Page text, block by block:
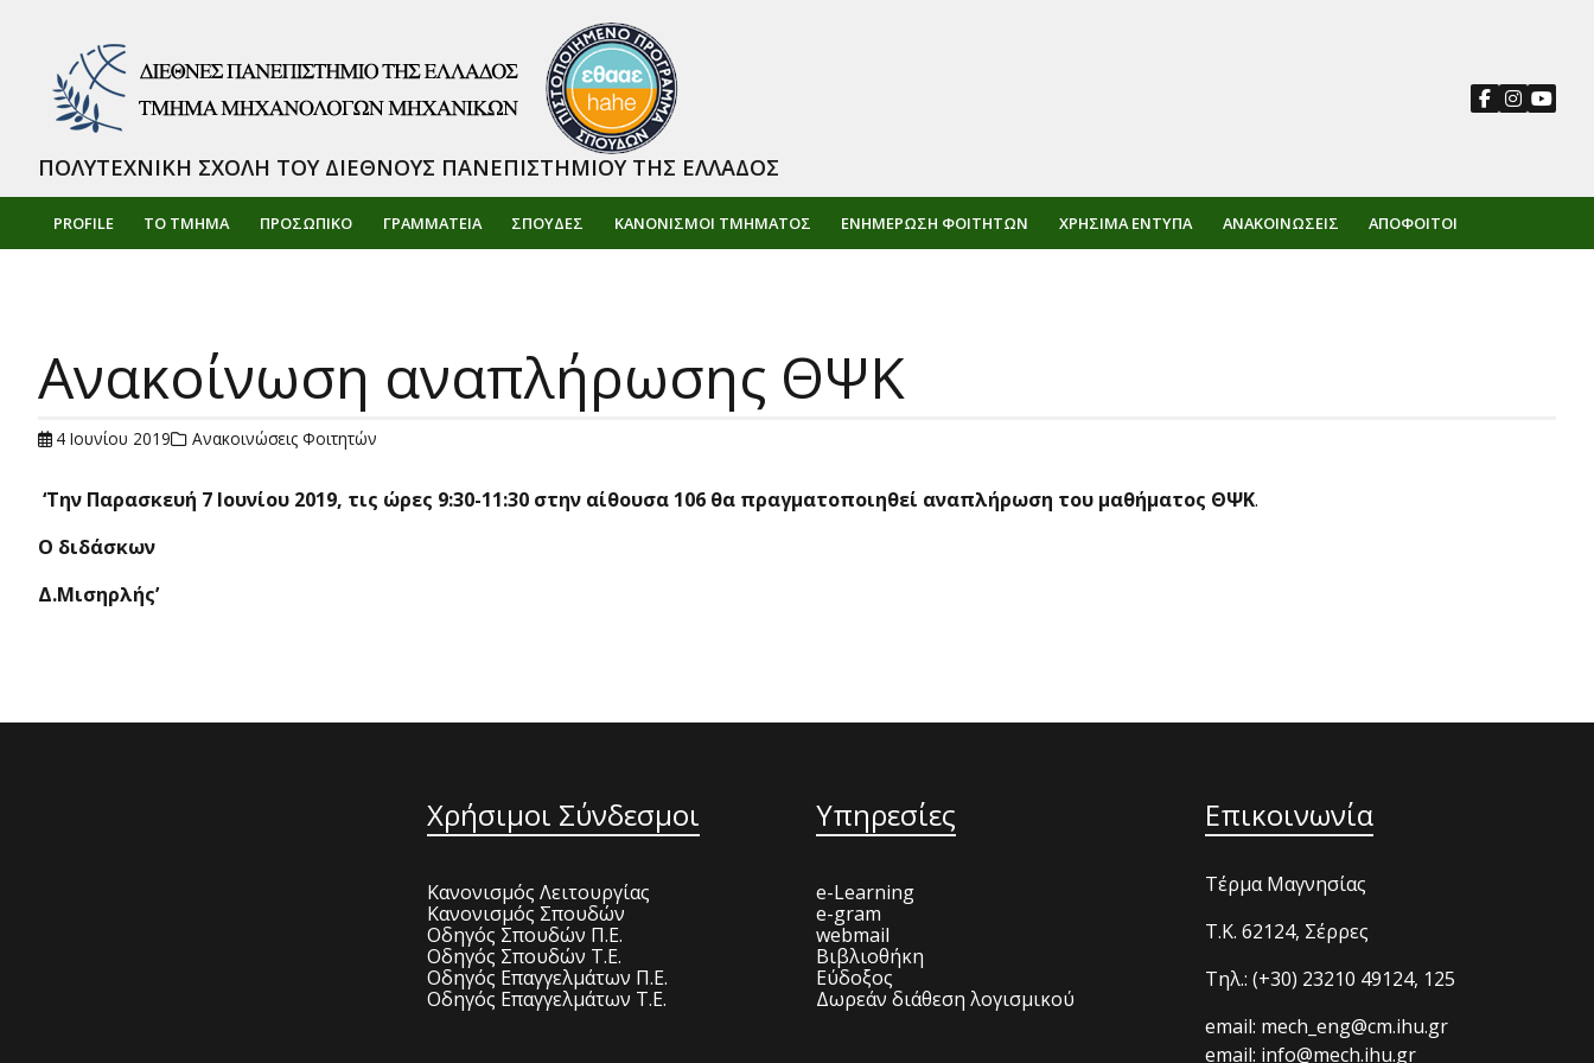
PROFILE ΤΟ ΤΜΗΜΑ ΠΡΟΣΩΠΙΚΌ ΓΡΑΜΜΑΤΕΙΑ ΣΠΟΥΔΕΣ ΚΑΝΟΝΙΣΜΟΙ ΤΜΗΜΑΤΟΣ ΕΝΗΜΈΡΩΣΗ ΦΟΙΤΗΤΏΝ ΧΡΉΣΙΜΑ ΈΝΤΥΠΑ ΑΝΑΚΟΙΝΏΣΕΙΣ ΑΠΌΦΟΙΤΟΙ
ΠΟΛΥΤΕΧΝΙΚΗ ΣΧΟΛΗ ΤΟΥ ΔΙΕΘΝΟΥΣ ΠΑΝΕΠΙΣΤΗΜΙΟΥ ΤΗΣ ΕΛΛΑΔΟΣ
Ανακοίνωση αναπλήρωσης ΘΨΚ
4 Ιουνίου 2019 Ανακοινώσεις Φοιτητών
‘Την Παρασκευή 7 Ιουνίου 2019, τις ώρες 9:30-11:30 στην αίθουσα 106 θα πραγματοποιηθεί αναπλήρωση του μαθήματος ΘΨΚ.
Ο διδάσκων
Δ.Μισηρλής’
Χρήσιμοι Σύνδεσμοι
Κανονισμός Λειτουργίας
Κανονισμός Σπουδών
Οδηγός Σπουδών Π.Ε.
Οδηγός Σπουδών Τ.Ε.
Οδηγός Επαγγελμάτων Π.Ε.
Οδηγός Επαγγελμάτων Τ.Ε.
Υπηρεσίες
e-Learning
e-gram
webmail
Βιβλιοθήκη
Εύδοξος
Δωρεάν διάθεση λογισμικού
Επικοινωνία
Τέρμα Μαγνησίας
T.K. 62124, Σέρρες
Τηλ.: (+30) 23210 49124, 125
email: mech_eng@cm.ihu.gr
email: info@mech.ihu.gr